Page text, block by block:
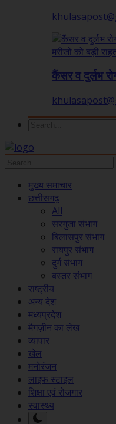
कैंसर व दुर्लभ
मुख्य समाचार
छत्तीसगढ़
All
सरगुजा संभाग
बिलासपुर संभाग
रायपुर संभाग
दुर्ग संभाग
बस्तर संभाग
राष्ट्रीय
अन्य देश
मध्यप्रदेश
मैगज़ीन का लेख
व्यापार
खेल
मनोरंजन
लाइफ स्टाइल
शिक्षा एवं रोजगार
स्वास्थ्य